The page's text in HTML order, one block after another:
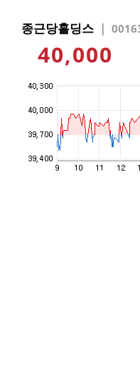
종근당홀딩스 |
40,000